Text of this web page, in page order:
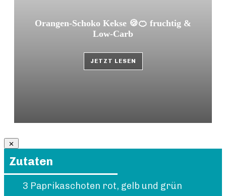
Orangen-Schoko Kekse 🍪🍊 fruchtig &
Low-Carb
JETZT LESEN
Zutaten
3 Paprikaschoten rot, gelb und grün